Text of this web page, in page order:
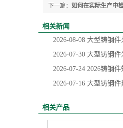
下一篇： 如何在实际生产中
相关新闻
2026-08-08 大型铸钢
2026-07-30 大型铸钢
2026-07-24 2026铸钢
2026-07-16 大型铸钢
相关产品